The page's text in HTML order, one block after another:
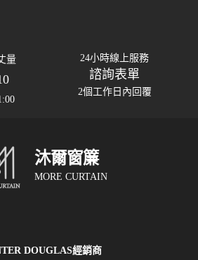
量 24小時線上服務
諮詢表單
2個工作日內回覆
沐爾窗簾
MORE CURTAIN
DOUGLAS經銷商